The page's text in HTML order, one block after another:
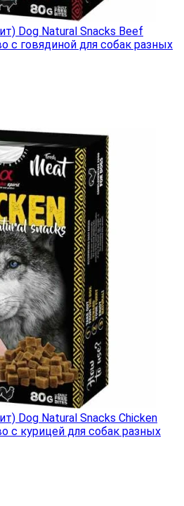
Dog Natural Snacks Beef
с говядиной для собак разных
Dog Natural Snacks Chicken
с курицей для собак разных